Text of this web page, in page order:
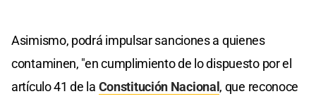
Asimismo, podrá impulsar sanciones a quienes
contaminen, "en cumplimiento de lo dispuesto por el
artículo 41 de la Constitución Nacional , que reconoce